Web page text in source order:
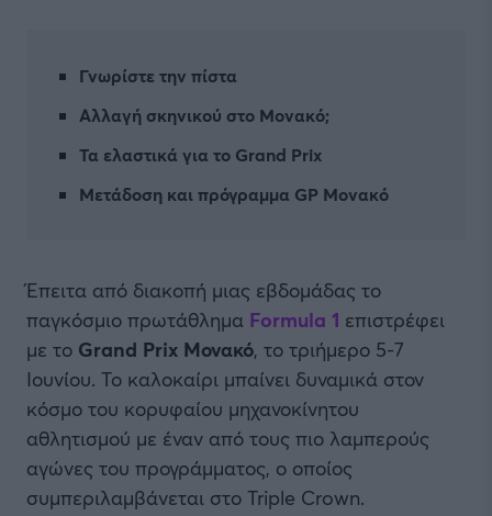
Γνωρίστε την πίστα
Αλλαγή σκηνικού στο Μονακό;
Τα ελαστικά για το Grand Prix
Μετάδοση και πρόγραμμα GP Μονακό
Έπειτα από διακοπή μιας εβδομάδας το
παγκόσμιο πρωτάθλημα Formula 1 επιστρέφει
με το Grand Prix Μονακό, το τριήμερο 5-7
Ιουνίου. Το καλοκαίρι μπαίνει δυναμικά στον
κόσμο του κορυφαίου μηχανοκίνητου
αθλητισμού με έναν από τους πιο λαμπερούς
αγώνες του προγράμματος, ο οποίος
συμπεριλαμβάνεται στο Triple Crown.